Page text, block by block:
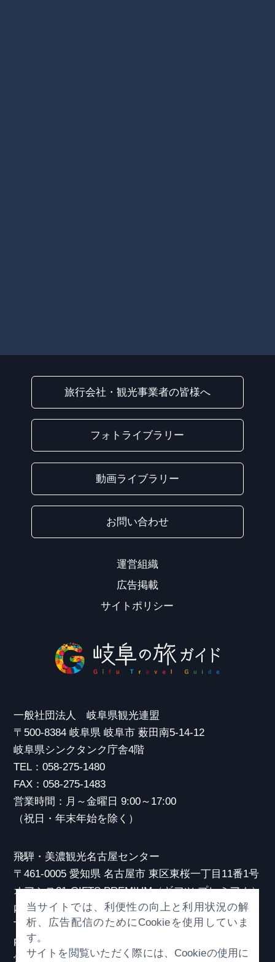
旅行会社・観光事業者の皆様へ
フォトライブラリー
動画ライブラリー
お問い合わせ
運営組織
広告掲載
サイトポリシー
一般社団法人 岐阜県観光連盟
〒500-8384 岐阜県 岐阜市 薮田南5-14-12
岐阜県シンクタンク庁舎4階
TEL：058-275-1480
FAX：058-275-1483
営業時間：月～金曜日 9:00～17:00
（祝日・年末年始を除く）
飛騨・美濃観光名古屋センター
〒461-0005 愛知県 名古屋市 東区東桜一丁目11番1号
オアシス21 GIFTS PREMIUM（ギフツ プレミアム）
内
TEL：052-253-6185
FAX：052-253-6186
当サイトでは、利便性の向上と利用状況の解
析、広告配信のためにCookieを使用していま
す。
サイトを閲覧いただく際には、Cookieの使用に